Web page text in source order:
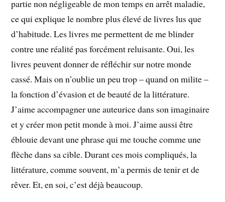
partie non négligeable de mon temps en arrêt maladie,
ce qui explique le nombre plus élevé de livres lus que
d’habitude. Les livres me permettent de me blinder
contre une réalité pas forcément reluisante. Oui, les
livres peuvent donner de réfléchir sur notre monde
cassé. Mais on n’oublie un peu trop – quand on milite –
la fonction d’évasion et de beauté de la littérature.
J’aime accompagner une auteurice dans son imaginaire
et y créer mon petit monde à moi. J’aime aussi être
éblouie devant une phrase qui me touche comme une
flèche dans sa cible. Durant ces mois compliqués, la
littérature, comme souvent, m’a permis de tenir et de
rêver. Et, en soi, c’est déjà beaucoup.